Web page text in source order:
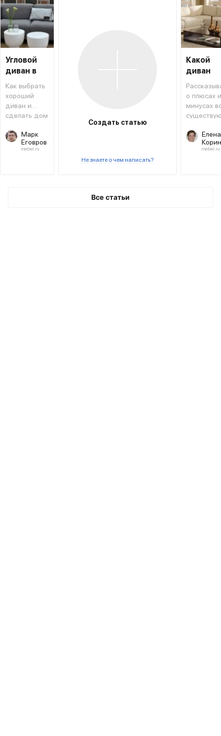
Угловой
диван в
интерьере
Как выбрать
хороший
диван и
сделать дом
Марк
Еговров
mebel.ru
Создать статью
Не знаете о чем написать?
Какой
диван
выбрать
о плюсах и
минусах
диванов.
Елена
mebel.ru
Все статьи